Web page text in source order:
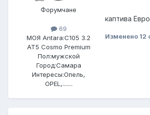
Форумчане
69
МОЯ Antara:C105 3.2
AT5 Cosmo Premium
Пол:мужской
Город:Самара
Интересы:Опель,
OPEL,.......
каптива
Изменено 12